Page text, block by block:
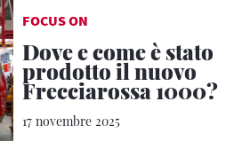
FOCUS ON
Dove e come è stato
prodotto il nuovo
Frecciarossa 1000?
17 novembre 2025